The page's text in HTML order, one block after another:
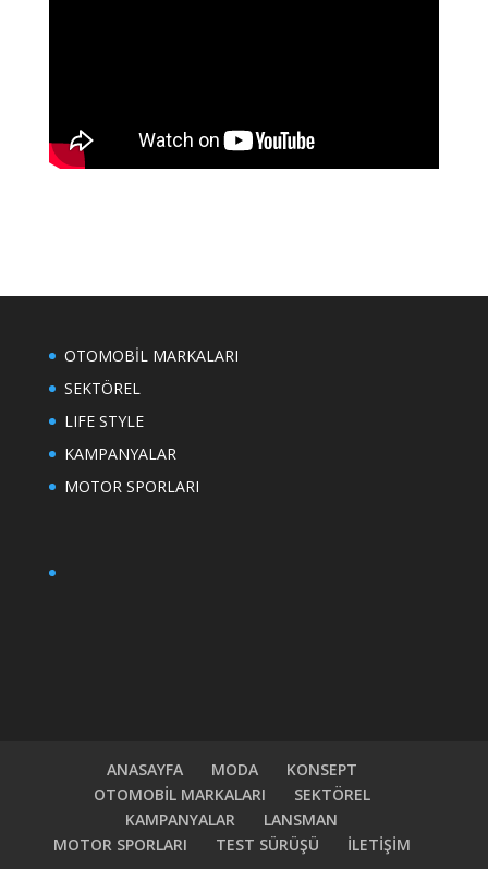
OTOMOBİL MARKALARI
SEKTÖREL
LIFE STYLE
KAMPANYALAR
MOTOR SPORLARI
ANASAYFA MODA
KONSEPT
OTOMOBİL MARKALARI
SEKTÖREL
KAMPANYALAR
LANSMAN
MOTOR SPORLARI
TEST SÜRÜŞÜ İLETİŞİM